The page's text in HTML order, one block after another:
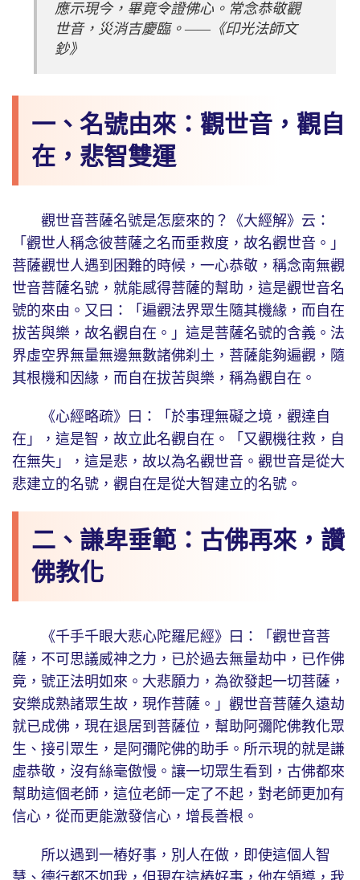
應示現今，畢竟令證佛心。常念恭敬觀
世音，災消吉慶臨。——《印光法師文
鈔》
一、名號由來：觀世音，觀自
在，悲智雙運
觀世音菩薩名號是怎麼來的？《大經解》云：
「觀世人稱念彼菩薩之名而垂救度，故名觀世音。」
菩薩觀世人遇到困難的時候，一心恭敬，稱念南無觀
世音菩薩名號，就能感得菩薩的幫助，這是觀世音名
號的來由。又曰：「遍觀法界眾生隨其機緣，而自在
拔苦與樂，故名觀自在。」這是菩薩名號的含義。法
界虛空界無量無邊無數諸佛刹土，菩薩能夠遍觀，隨
其根機和因緣，而自在拔苦與樂，稱為觀自在。
《心經略疏》曰：「於事理無礙之境，觀達自
在」，這是智，故立此名觀自在。「又觀機往救，自
在無失」，這是悲，故以為名觀世音。觀世音是從大
悲建立的名號，觀自在是從大智建立的名號。
二、謙卑垂範：古佛再來，讚
佛教化
《千手千眼大悲心陀羅尼經》曰：「觀世音菩
薩，不可思議威神之力，已於過去無量劫中，已作佛
竟，號正法明如來。大悲願力，為欲發起一切菩薩，
安樂成熟諸眾生故，現作菩薩。」觀世音菩薩久遠劫
就已成佛，現在退居到菩薩位，幫助阿彌陀佛教化眾
生、接引眾生，是阿彌陀佛的助手。所示現的就是謙
虛恭敬，沒有絲毫傲慢。讓一切眾生看到，古佛都來
幫助這個老師，這位老師一定了不起，對老師更加有
信心，從而更能激發信心，增長善根。
所以遇到一樁好事，別人在做，即使這個人智